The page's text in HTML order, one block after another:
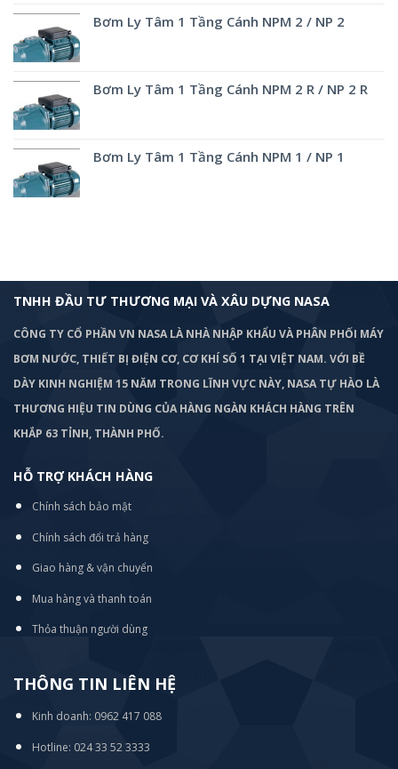
Bơm Ly Tâm 1 Tầng Cánh NPM 2 / NP 2
Bơm Ly Tâm 1 Tầng Cánh NPM 2 R / NP 2 R
Bơm Ly Tâm 1 Tầng Cánh NPM 1 / NP 1
TNHH ĐẦU TƯ THƯƠNG MẠI VÀ XÂU DỰNG NASA
CÔNG TY CỔ PHẦN VN NASA LÀ NHÀ NHẬP KHẨU VÀ PHÂN PHỐI MÁY
BƠM NƯỚC, THIẾT BỊ ĐIỆN CƠ, CƠ KHÍ SỐ 1 TẠI VIỆT NAM. VỚI BỀ
DÀY KINH NGHIỆM 15 NĂM TRONG LĨNH VỰC NÀY, NASA TỰ HÀO LÀ
THƯƠNG HIỆU TIN DÙNG CỦA HÀNG NGÀN KHÁCH HÀNG TRÊN
KHẮP 63 TỈNH, THÀNH PHỐ.
HỖ TRỢ KHÁCH HÀNG
Chính sách bảo mật
Chính sách đổi trả hàng
Giao hàng & vận chuyển
Mua hàng và thanh toán
Thỏa thuận người dùng
THÔNG TIN LIÊN HỆ
Kinh doanh: 0962 417 088
Hotline: 024 33 52 3333